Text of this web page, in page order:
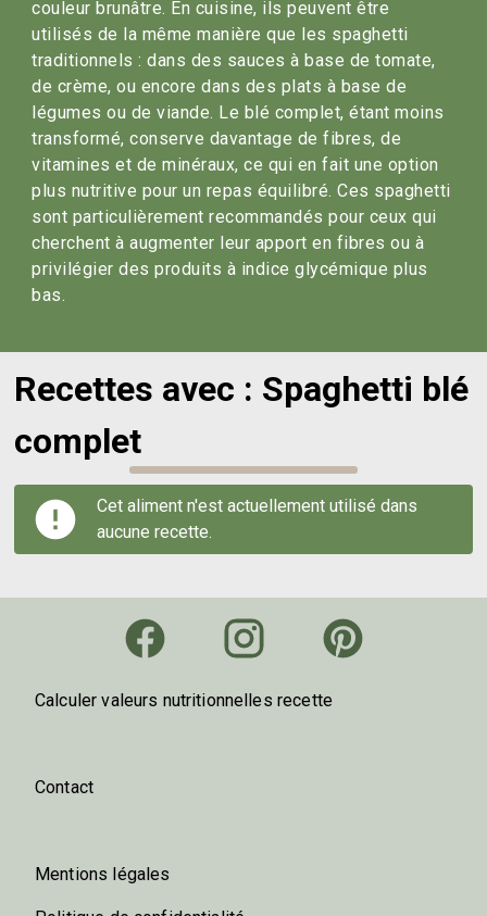
couleur brunâtre. En cuisine, ils peuvent être
utilisés de la même manière que les spaghetti
traditionnels : dans des sauces à base de tomate,
de crème, ou encore dans des plats à base de
légumes ou de viande. Le blé complet, étant moins
transformé, conserve davantage de fibres, de
vitamines et de minéraux, ce qui en fait une option
plus nutritive pour un repas équilibré. Ces spaghetti
sont particulièrement recommandés pour ceux qui
cherchent à augmenter leur apport en fibres ou à
privilégier des produits à indice glycémique plus
bas.
Recettes avec : Spaghetti blé
complet
Cet aliment n'est actuellement utilisé dans
aucune recette.
Calculer valeurs nutritionnelles recette
Contact
Mentions légales